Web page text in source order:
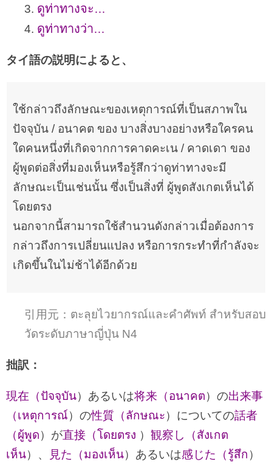
3. ดูท่าทางจะ…
4. ดูท่าทางว่า…
タイ語の説明によると、
ใช้กล่าวถึงลักษณะของเหตุการณ์ที่เป็นสภาพใน
ปัจจุบัน / อนาคต ของ บางสิ่งบางอย่างหรือใครคน
ใดคนหนึ่งที่เกิดจากการคาดคะเน / คาดเดา ของ
ผู้พูดต่อสิ่งที่มองเห็นหรือรู้สึกว่าดูท่าทางจะมี
ลักษณะเป็นเช่นนั้น ซึ่งเป็นสิ่งที่ ผู้พูดสังเกตเห็นได้
โดยตรง
นอกจากนี้สามารถใช้สํานวนดังกล่าวเมื่อต้องการ
กล่าวถึงการเปลี่ยนแปลง หรือการกระทําที่กําลังจะ
เกิดขึ้นในไม่ช้าได้อีกด้วย
引用元：ตะลุยไวยากรณ์และคำศัพท์ สำหรับสอบ
วัดระดับภาษาญี่ปุ่น N4
拙訳：
現在（ปัจจุบัน）あるいは将来（อนาคต）の出来事
（เหตุการณ์）の性質（ลักษณะ）についての話者
（ผู้พูด）が直接（โดยตรง ） 観察し（สังเกต
เห็น）、 見た（มองเห็น）あるいは感じた（รู้สึก ）